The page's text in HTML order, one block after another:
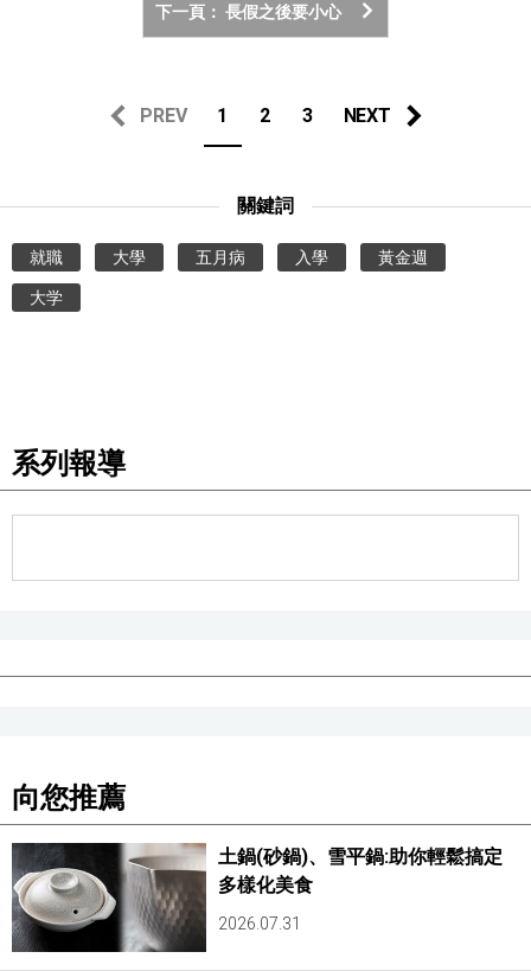
下一頁： 長假之後要小心
PREV 1 2 3 NEXT
關鍵詞
就職 大學 五月病 入學 黃金週
大学
系列報導
向您推薦
土鍋(砂鍋)、雪平鍋:助你輕鬆搞定
多樣化美食
2026.07.31